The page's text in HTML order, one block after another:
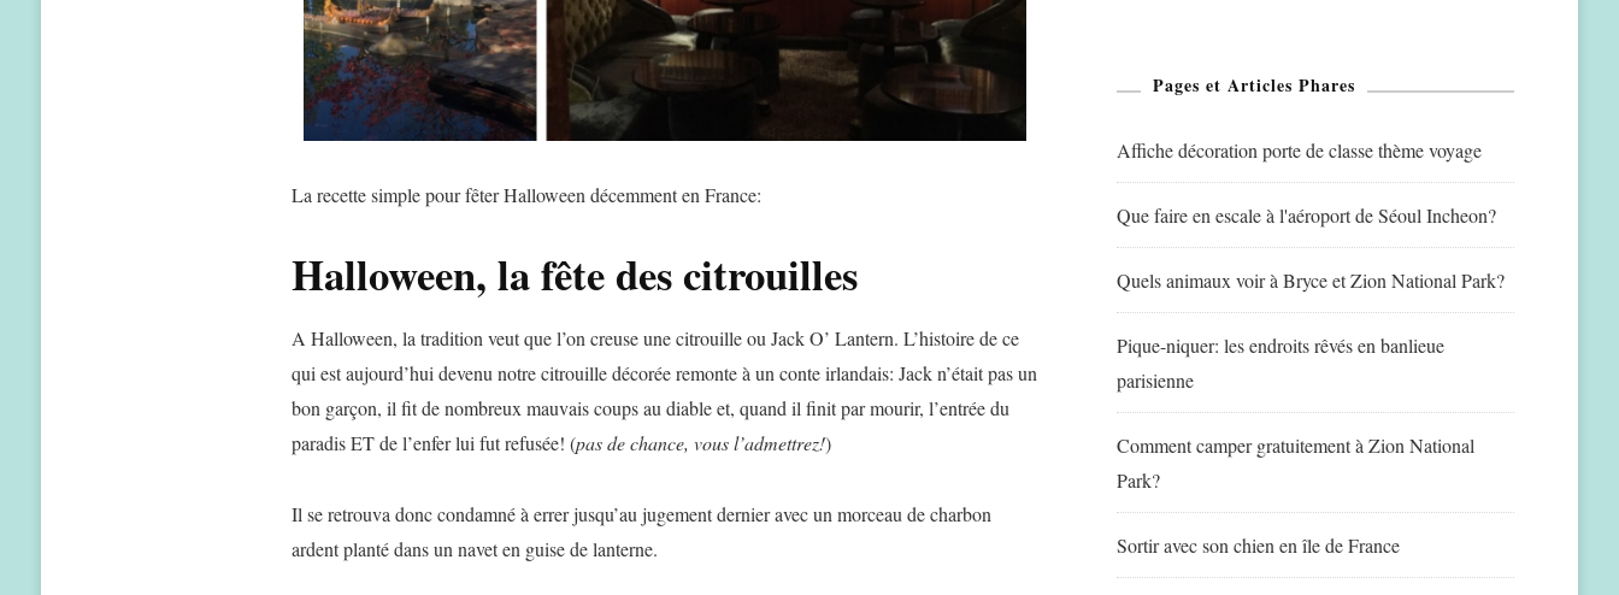
La recette simple pour fêter Halloween décemment en France:
Halloween, la fête des citrouilles
A Halloween, la tradition veut que l’on creuse une citrouille ou Jack O’ Lantern. L’histoire de ce
qui est aujourd’hui devenu notre citrouille décorée remonte à un conte irlandais: Jack n’était pas un
bon garçon, il fit de nombreux mauvais coups au diable et, quand il finit par mourir, l’entrée du
paradis ET de l’enfer lui fut refusée! (pas de chance, vous l’admettrez!)
Il se retrouva donc condamné à errer jusqu’au jugement dernier avec un morceau de charbon
ardent planté dans un navet en guise de lanterne.
Pages et Articles Phares
Affiche décoration porte de classe thème voyage
Que faire en escale à l'aéroport de Séoul Incheon?
Quels animaux voir à Bryce et Zion National Park?
Pique-niquer: les endroits rêvés en banlieue
parisienne
Comment camper gratuitement à Zion National
Park?
Sortir avec son chien en île de France